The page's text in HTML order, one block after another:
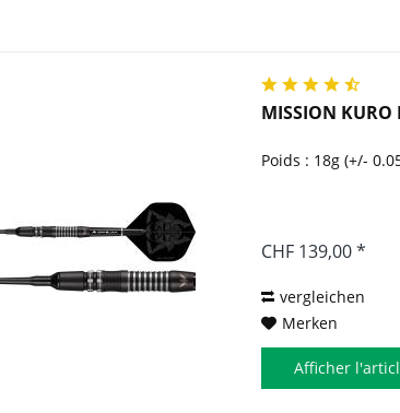
MISSION KURO
Poids : 18g (+/-
CHF 139,00 *
vergleichen
Merken
Afficher